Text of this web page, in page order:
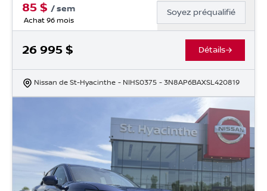
85 $ /sem
Achat 96 mois
Soyez préqualifié
26 995 $ Détails
Nissan de St-Hyacinthe - NIHS0375 - 3N8AP6BAXSL420819